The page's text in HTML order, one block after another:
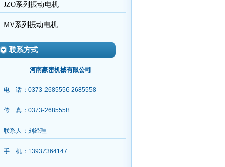
JZO系列振动电机
MV系列振动电机
联系方式
河南豪密机械有限公司
电 话：0373-2685556 2685558
传 真：0373-2685558
联系人：刘经理
手 机：13937364147